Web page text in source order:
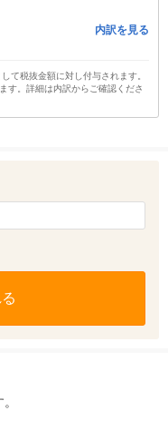
内訳を見る
て税抜金額に対し付与されます。
す。詳細は内訳からご確認くださ